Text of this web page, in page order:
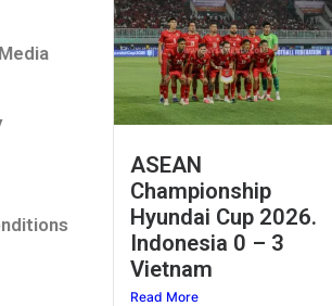
ASEAN
Championship
Hyundai Cup 2026.
Indonesia 0 – 3
Vietnam
Read More